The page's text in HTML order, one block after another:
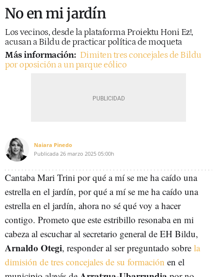
No en mi jardín
Los vecinos, desde la plataforma Proiektu Honi Ez!,
acusan a Bildu de practicar política de moqueta
Más información: Dimiten tres concejales de Bildu
por oposición a un parque eólico
Naiara Pinedo
Publicada 26 marzo 2025 05:00h
Cantaba Mari Trini por qué a mí se me ha caído una
estrella en el jardín, por qué a mí se me ha caído una
estrella en el jardín, ahora no sé qué voy a hacer
contigo. Prometo que este estribillo resonaba en mi
cabeza al escuchar al secretario general de EH Bildu,
Arnaldo Otegi, responder al ser preguntado sobre la
dimisión de tres concejales de su formación en el